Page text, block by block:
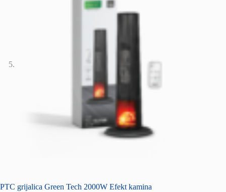
PTC grijalica Green Tech 2000W Efekt kamina